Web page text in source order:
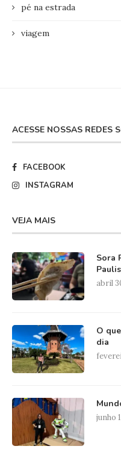
pé na estrada
viagem
ACESSE NOSSAS REDES
FACEBOOK
INSTAGRAM
VEJA MAIS
Sora
abril
O
dia
junho